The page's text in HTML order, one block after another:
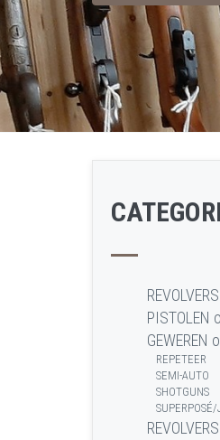
PISTOLEN
GEWEREN
REPETEER
SEMI-AUTO
SHOTGUNS
SUPERPOSÉ/